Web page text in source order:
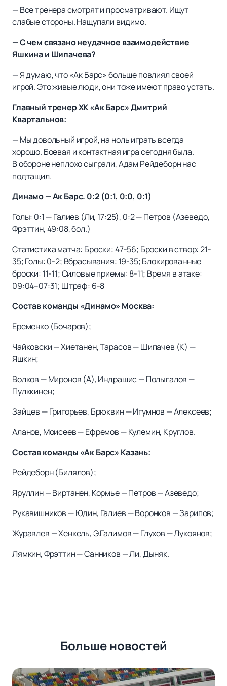
— Все тренера смотрят и просматривают. Ищут
слабые стороны. Нащупали видимо.
— С чем связано неудачное взаимодействие
Яшкина и Шипачева?
— Я думаю, что «Ак Барс» больше повлиял своей
игрой. Это живые люди, они тоже имеют право устать.
Главный тренер ХК «Ак Барс» Дмитрий
Квартальнов:
— Мы довольный игрой, на ноль играть всегда
хорошо. Боевая и контактная игра сегодня была.
В обороне неплохо сыграли, Адам Рейдеборн нас
подтащил.
Динамо — Ак Барс. 0:2 (0:1, 0:0, 0:1)
Голы: 0:1 — Галиев (Ли, 17:25), 0:2 — Петров (Азеведо,
Фрэттин, 49:08, бол.)
Статистика матча: Броски: 47-56; Броски в створ: 21-
35; Голы: 0-2; Вбрасывания: 19-35; Блокированные
броски: 11-11; Силовые приемы: 8-11; Время в атаке:
09:04–07:31; Штраф: 6-8
Состав команды «Динамо» Москва:
Еременко (Бочаров);
Чайковски — Хиетанен, Тарасов — Шипачев (К) —
Яшкин;
Волков — Миронов (А), Индрашис — Полыгалов —
Пулккинен;
Зайцев — Григорьев, Брюквин — Игумнов — Алексеев;
Аланов, Моисеев — Ефремов — Кулемин, Круглов.
Состав команды «Ак Барс» Казань:
Рейдеборн (Билялов);
Яруллин — Виртанен, Кормье — Петров — Азеведо;
Рукавишников — Юдин, Галиев — Воронков — Зарипов;
Журавлев — Хенкель, Э.Галимов — Глухов — Лукоянов;
Лямкин, Фрэттин — Санников — Ли, Дыняк.
Больше новостей